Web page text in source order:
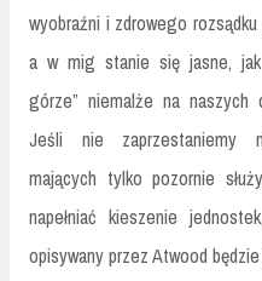
wyobraźni i zdrowego
a w mig stanie się jasne, jak
górze” niemalże na naszych
Jeśli nie zaprzestaniemy
mających tylko pozornie
napełniać kieszenie
opisywany przez Atwood